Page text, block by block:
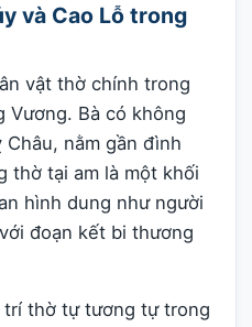
và Cao Lỗ trong
vật thờ chính trong
Vương. Bà có không
nằm gần đình
thờ tại am là một khối
hình dung như người
đoạn kết bi thương
thờ tự tương tự trong